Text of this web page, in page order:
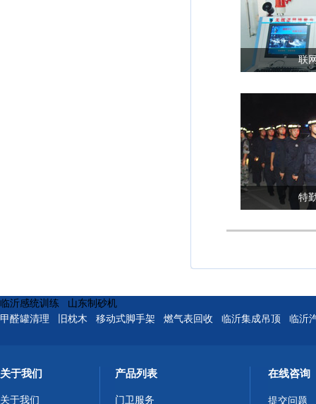
联
特
临沂感统训练
山东制砂机
甲醛罐清理
旧枕木 移动式脚手架 燃气表回收 临沂集成吊顶 临沂
关于我们
关于我们
产品列表
门卫服务
在线咨询
提交问题